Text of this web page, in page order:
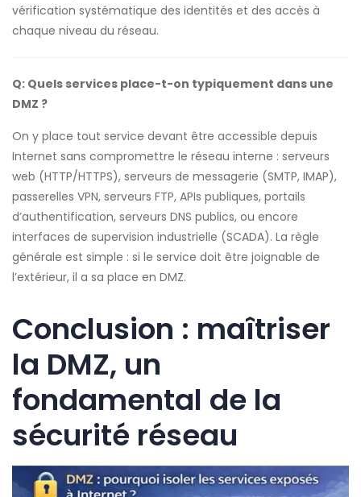
vérification systématique des identités et des accès à
chaque niveau du réseau.
Q: Quels services place-t-on typiquement dans une
DMZ ?
On y place tout service devant être accessible depuis
Internet sans compromettre le réseau interne : serveurs
web (HTTP/HTTPS), serveurs de messagerie (SMTP, IMAP),
passerelles VPN, serveurs FTP, APIs publiques, portails
d’authentification, serveurs DNS publics, ou encore
interfaces de supervision industrielle (SCADA). La règle
générale est simple : si le service doit être joignable de
l’extérieur, il a sa place en DMZ.
Conclusion : maîtriser
la DMZ, un
fondamental de la
sécurité réseau